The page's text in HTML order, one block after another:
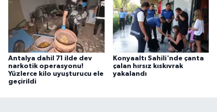
Antalya dahil 71 ilde dev
narkotik operasyonu!
Yüzlerce kilo uyuşturucu ele
geçirildi
Konyaaltı Sahili'nde çanta
çalan hırsız kıskıvrak
yakalandı